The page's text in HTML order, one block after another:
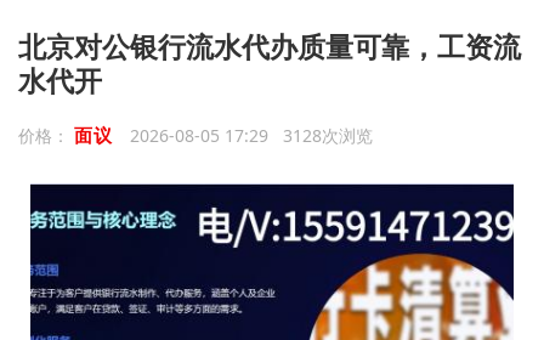
北京对公银行流水代办质量可靠，工资流
水代开
价格： 面议 2026-08-05 17:29 3128次浏览